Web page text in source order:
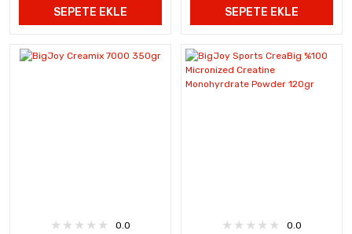
SEPETE EKLE SEPETE EKLE
0.0 0.0